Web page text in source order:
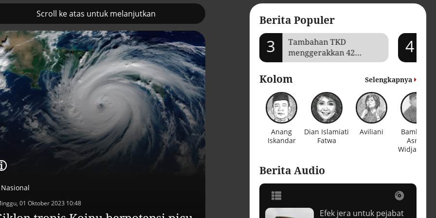
Scroll ke atas untuk melanjutkan
Nasional
01 Oktober 2023 10:48
Berita Populer
Prancis kerahkan kapal
induk nuklir untuk misi
Selat Hormuz
2
Pemulihan ekonomi Aceh
terus diakselerasi
3
Tambahan TKD
menggerakkan 42
kegiatan di
4
Kolom Selengkapnya
Anang
Iskandar
Dian Islamiati
Fatwa
Aviliani
Bambang
Asrini
Widjanarko
Berita Audio
Efek jera untuk pejabat